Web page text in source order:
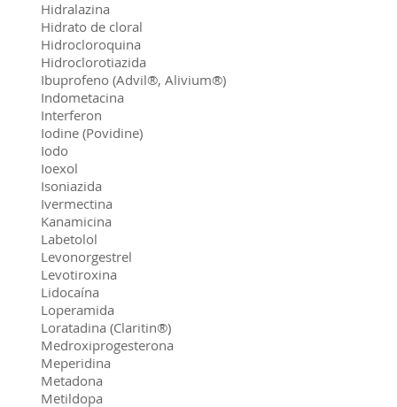
Hidralazina
Hidrato de cloral
Hidrocloroquina
Hidroclorotiazida
Ibuprofeno (Advil®, Alivium®)
Indometacina
Interferon
Iodine (Povidine)
Iodo
Ioexol
Isoniazida
Ivermectina
Kanamicina
Labetolol
Levonorgestrel
Levotiroxina
Lidocaína
Loperamida
Loratadina (Claritin®)
Medroxiprogesterona
Meperidina
Metadona
Metildopa